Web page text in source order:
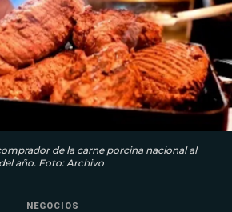
de la carne porcina nacional al
año. Foto: Archivo
NEGOCIOS